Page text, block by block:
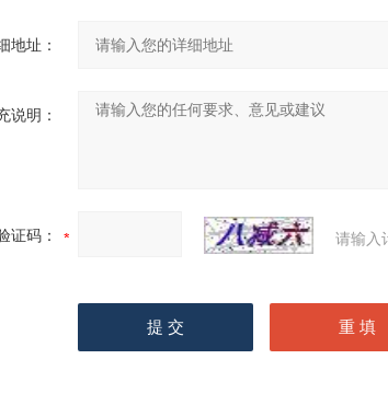
地址：
说明：
证码： 请输入